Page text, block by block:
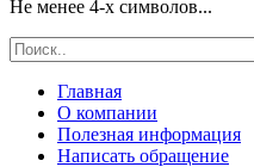
Не менее 4-х символов...
Главная
О компании
Полезная информация
Написать обращение